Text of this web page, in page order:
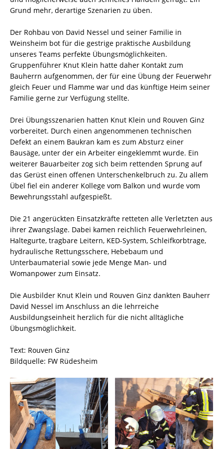
Grund mehr, derartige Szenarien zu üben.
Der Rohbau von David Nessel und seiner Familie in
Weinsheim bot für die gestrige praktische Ausbildung
unseres Teams perfekte Übungsmöglichkeiten.
Gruppenführer Knut Klein hatte daher Kontakt zum
Bauherrn aufgenommen, der für eine Übung der Feuerwehr
gleich Feuer und Flamme war und das künftige Heim seiner
Familie gerne zur Verfügung stellte.
Drei Übungsszenarien hatten Knut Klein und Rouven Ginz
vorbereitet. Durch einen angenommenen technischen
Defekt an einem Baukran kam es zum Absturz einer
Bausäge, unter der ein Arbeiter eingeklemmt wurde. Ein
weiterer Bauarbeiter zog sich beim rettenden Sprung auf
das Gerüst einen offenen Unterschenkelbruch zu. Zu allem
Übel fiel ein anderer Kollege vom Balkon und wurde vom
Bewehrungsstahl aufgespießt.
Die 21 angerückten Einsatzkräfte retteten alle Verletzten aus
ihrer Zwangslage. Dabei kamen reichlich Feuerwehrleinen,
Haltegurte, tragbare Leitern, KED-System, Schleifkorbtrage,
hydraulische Rettungsschere, Hebebaum und
Unterbaumaterial sowie jede Menge Man- und
Womanpower zum Einsatz.
Die Ausbilder Knut Klein und Rouven Ginz dankten Bauherr
David Nessel im Anschluss an die lehrreiche
Ausbildungseinheit herzlich für die nicht alltägliche
Übungsmöglichkeit.
Text: Rouven Ginz
Bildquelle: FW Rüdesheim